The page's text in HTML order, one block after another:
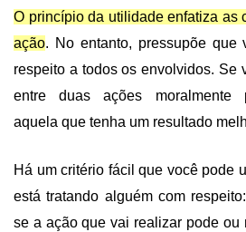
O princípio da utilidade enfatiza as
ação. No entanto, pressupõe que
respeito a todos os envolvidos. Se
entre duas ações moralmente
aquela que tenha um resultado
Há um critério fácil que você pode
está tratando alguém com
se a ação que vai realizar pode ou